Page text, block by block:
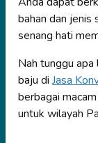
bahan dan jenis
senang hati
Nah tunggu
baju di Jasa
berbagai
untuk wilayah